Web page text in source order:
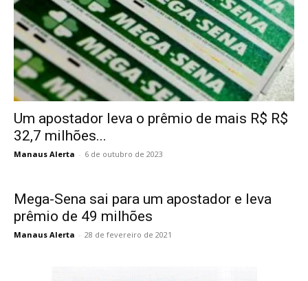
Um apostador leva o prêmio de mais R$ R$
32,7 milhões...
Manaus Alerta - 6 de outubro de 2023
Mega-Sena sai para um apostador e leva
prêmio de 49 milhões
Manaus Alerta - 28 de fevereiro de 2021